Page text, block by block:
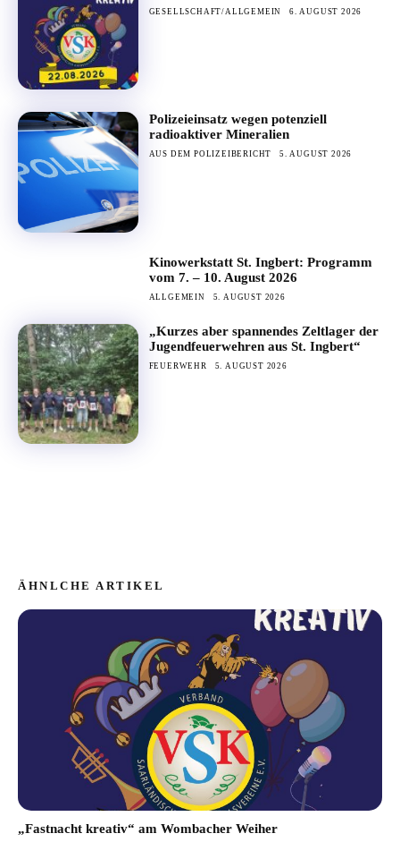
GESELLSCHAFT/ALLGEMEIN 6. AUGUST 2026
Polizeieinsatz wegen potenziell
radioaktiver Mineralien
AUS DEM POLIZEIBERICHT 5. AUGUST 2026
Kinowerkstatt St. Ingbert: Programm
vom 7. – 10. August 2026
ALLGEMEIN 5. AUGUST 2026
„Kurzes aber spannendes Zeltlager der
Jugendfeuerwehren aus St. Ingbert“
FEUERWEHR 5. AUGUST 2026
ÄHNLCHE ARTIKEL
„Fastnacht kreativ“ am Wombacher Weiher